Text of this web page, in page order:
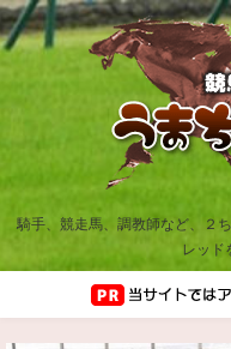
騎手、競走馬、調教師など、２
レッド